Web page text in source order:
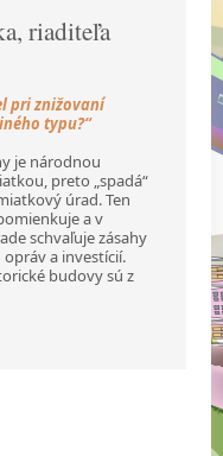
riaditeľa
pri znižovaní
typu?“
je národnou
preto „spadá“
úrad. Ten
a v
schvaľuje zásahy
a investícií.
budovy sú z